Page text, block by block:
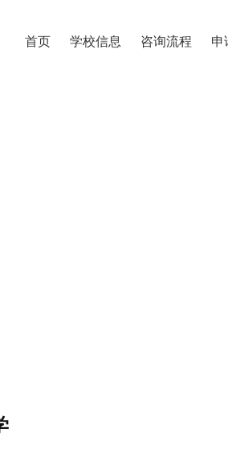
首页 学校信息 咨询流程 申